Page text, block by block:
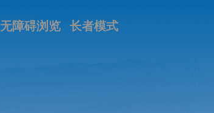
长者模式
无障碍浏览